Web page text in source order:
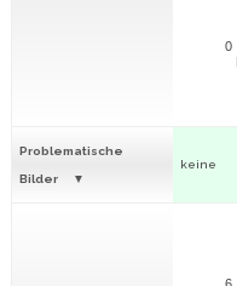
0
Problematische
Bilder
keine